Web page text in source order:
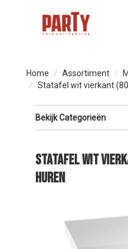
Home Assortiment
Statafel wit vierkant
Bekijk Categorieën
Statafel wit
huren